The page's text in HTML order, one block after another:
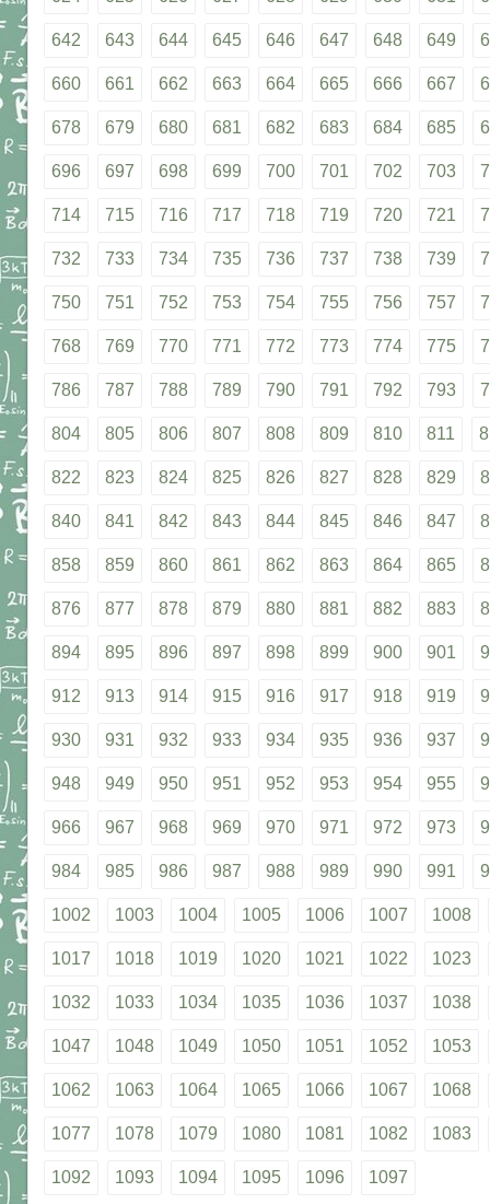
642 643 644 645 646 647 648 649
660 661 662 663 664 665 666 667
678 679 680 681 682 683 684 685
696 697 698 699 700 701 702 703
714 715 716 717 718 719 720 721
732 733 734 735 736 737 738 739
750 751 752 753 754 755 756 757
768 769 770 771 772 773 774 775
786 787 788 789 790 791 792 793
804 805 806 807 808 809 810 811
822 823 824 825 826 827 828 829
840 841 842 843 844 845 846 847
858 859 860 861 862 863 864 865
876 877 878 879 880 881 882 883
894 895 896 897 898 899 900 901
912 913 914 915 916 917 918 919
930 931 932 933 934 935 936 937
948 949 950 951 952 953 954 955
966 967 968 969 970 971 972 973
984 985 986 987 988 989 990 991
1002 1003 1004 1005 1006 1007 1008
1017 1018 1019 1020 1021 1022 1023
1032 1033 1034 1035 1036 1037 1038
1047 1048 1049 1050 1051 1052 1053
1062 1063 1064 1065 1066 1067 1068
1077 1078 1079 1080 1081 1082 1083
1092 1093 1094 1095 1096 1097